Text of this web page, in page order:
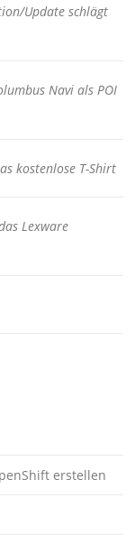
Update schlägt
Navi als POI
kostenlose T-Shirt
Lexware
erstellen